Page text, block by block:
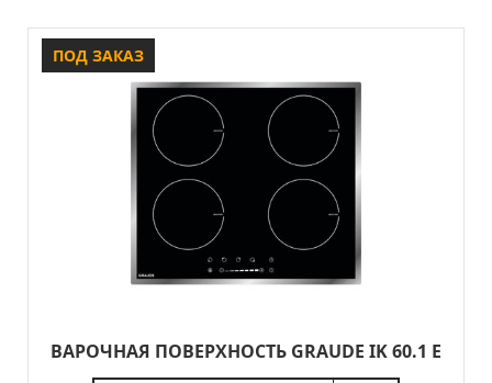
ВАРОЧНАЯ ПОВЕРХНОСТЬ GRAUDE IK 60.1 E
ПОД ЗАКАЗ